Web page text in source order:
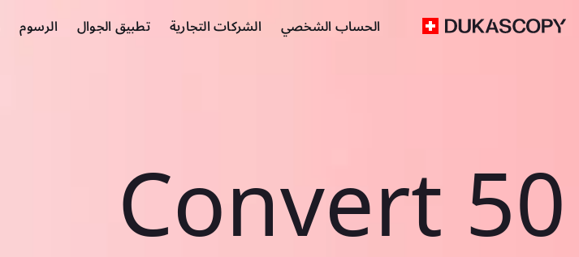
الحساب الشخصي الشركات التجارية تطبيق الجوال الرسوم
Convert 50